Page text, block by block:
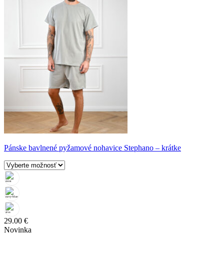
Pánske bavlnené pyžamové nohavice Stephano – krátke
29.00 €
Novinka